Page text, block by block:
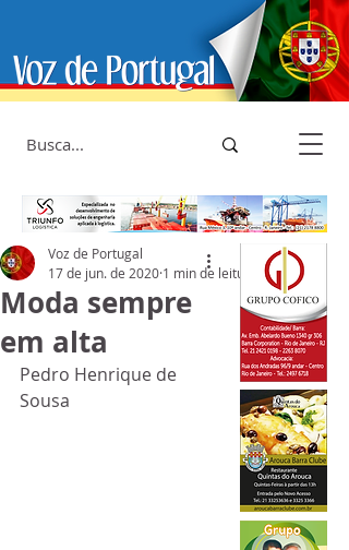
Moda sempre
em alta
Voz de Portugal
17 de jun. de 2020 1 min de leitura
Pedro Henrique de
Sousa